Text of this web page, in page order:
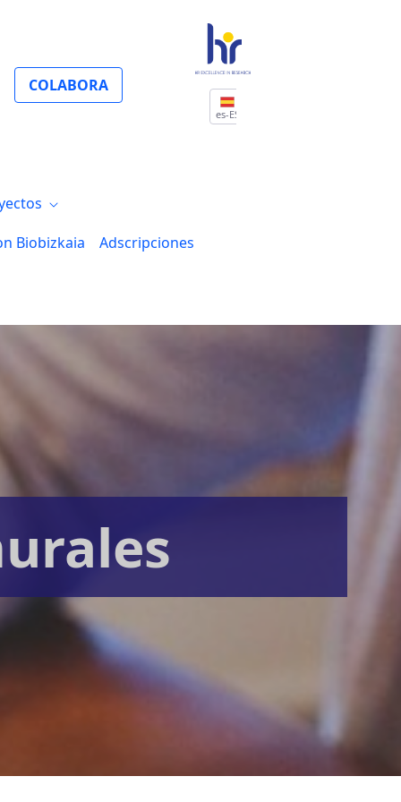
COLABORA
es-ES
Biobizkaia
Adscripciones